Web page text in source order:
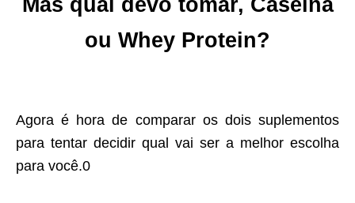
ou Whey Protein?
Agora é hora de comparar os dois suplementos
para tentar decidir qual vai ser a melhor escolha
para você.0